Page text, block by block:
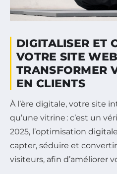
DIGITALISER ET
VOTRE SITE
TRANSFORMER
EN CLIENTS
À l’ère digitale, votre site
qu’une vitrine : c’est un
2025, l’optimisation
capter, séduire et
visiteurs, afin d’améliorer